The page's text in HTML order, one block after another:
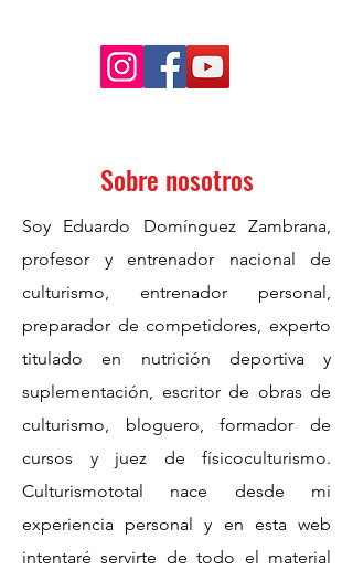
Sobre nosotros
Soy Eduardo Domínguez Zambrana,
profesor y entrenador nacional de
culturismo, entrenador personal,
preparador de competidores, experto
titulado en nutrición deportiva y
suplementación, escritor de obras de
culturismo, bloguero, formador de
cursos y juez de físicoculturismo.
Culturismototal nace desde mi
experiencia personal y en esta web
intentaré servirte de todo el material